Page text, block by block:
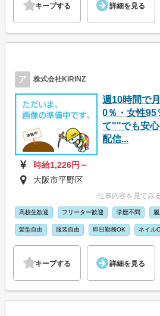
キープする 詳細を見る
ア 株式会社KIRINZ
週10時間で
0％・女性
て""でも安
配信...
時給1,226円～
大阪市平野区
仕事内容を見てみ
高校生歓迎 フリーター歓迎 学歴不問
髪型自由 服装自由 即日勤務OK ネイル
キープする 詳細を見る